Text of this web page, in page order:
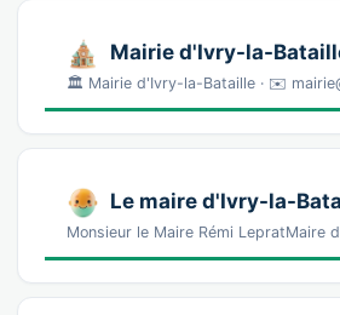
Mairie d'Ivry-la-
🏛️ Mairie d'Ivry-la-Bataille · ✉️
Le maire d'Ivry-la-
Monsieur le Maire Rémi